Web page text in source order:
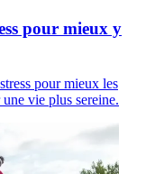
pour mieux y
pour mieux les
vie plus sereine.